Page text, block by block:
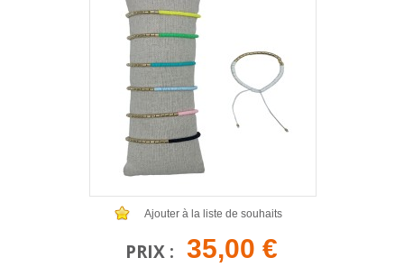
CHAÎNES DE CHEVILLE
COLLIERS EN LOT
AFFICHES MÉTAL 20 X 30CM
LETTRES POUR BRACELETS
Ajouter à la liste de souhaits
PRIX : 35,00 €